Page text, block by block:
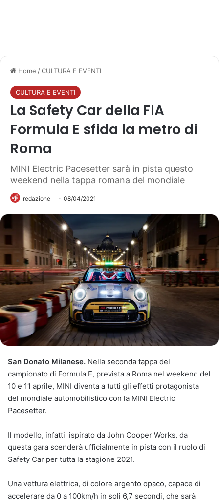
Home /CULTURA E EVENTI
CULTURA E EVENTI
La Safety Car della FIA
Formula E sfida la metro di
Roma
MINI Electric Pacesetter sarà in pista questo
weekend nella tappa romana del mondiale
redazione 08/04/2021
San Donato Milanese. Nella seconda tappa del
campionato di Formula E, prevista a Roma nel weekend del
10 e 11 aprile, MINI diventa a tutti gli effetti protagonista
del mondiale automobilistico con la MINI Electric
Pacesetter.
Il modello, infatti, ispirato da John Cooper Works, da
questa gara scenderà ufficialmente in pista con il ruolo di
Safety Car per tutta la stagione 2021.
Una vettura elettrica, di colore argento opaco, capace di
accelerare da 0 a 100km/h in soli 6,7 secondi, che sarà